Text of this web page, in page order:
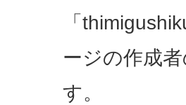
「
ージの作成
す。